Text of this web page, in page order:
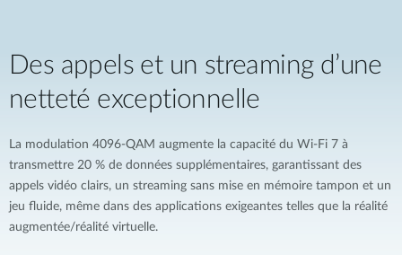
Des appels et un streaming d’une
netteté exceptionnelle
La modulation 4096-QAM augmente la capacité du Wi-Fi 7 à
transmettre 20 % de données supplémentaires, garantissant des
appels vidéo clairs, un streaming sans mise en mémoire tampon et un
jeu fluide, même dans des applications exigeantes telles que la réalité
augmentée/réalité virtuelle.